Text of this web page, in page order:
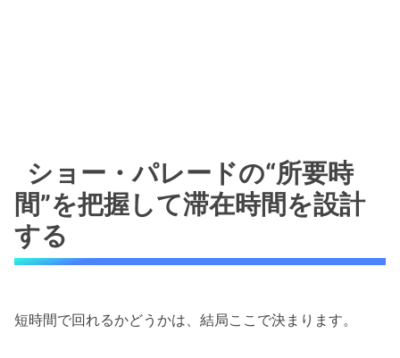
ショー・パレードの“所要時
間”を把握して滞在時間を設計
する
短時間で回れるかどうかは、結局ここで決まります。